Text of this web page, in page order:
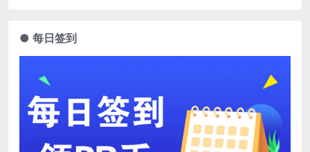
● 每日签到